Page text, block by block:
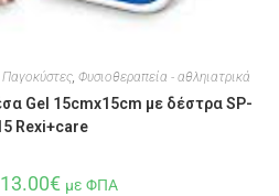
Παγοκύστες Φυσιοθεραπεία - αθληιατρικά
Gel 15cmx15cm με δέστρα SP-
Rexi+care
13.00€ με ΦΠΑ